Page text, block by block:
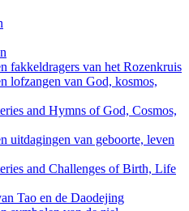
fakkeldragers van het Rozenkruis
lofzangen van God, kosmos,
and Hymns of God, Cosmos,
uitdagingen van geboorte, leven
and Challenges of Birth, Life
Tao en de Daodejing